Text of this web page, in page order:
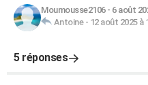
Moumousse2106- 6 août
Antoine- 12 août 2025 à
5 réponses